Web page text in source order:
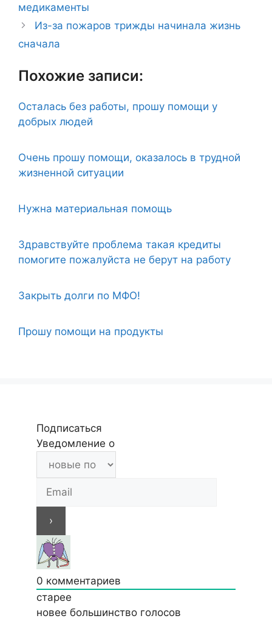
медикаменты
Из-за пожаров трижды начинала жизнь
сначала
Похожие записи:
Осталась без работы, прошу помощи у
добрых людей
Очень прошу помощи, оказалось в трудной
жизненной ситуации
Нужна материальная помощь
Здравствуйте проблема такая кредиты
помогите пожалуйста не берут на работу
Закрыть долги по МФО!
Прошу помощи на продукты
Подписаться
Уведомление о
0 комментариев
старее
новее большинство голосов